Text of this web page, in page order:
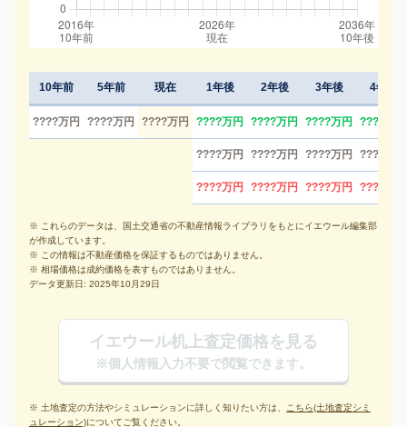
10年前 5年前 現在
????万円 ????万円 ????万円
1年後 2年後 3年後 4年後
????万円 ????万円 ????万円 ????万円
????万円 ????万円 ????万円 ????万円
????万円 ????万円 ????万円 ????万円
※ これらのデータは、国土交通省の不動産情報ライブラリをもとにイエウール編集部
が作成しています。
※ この情報は不動産価格を保証するものではありません。
※ 相場価格は成約価格を表すものではありません。
データ更新日: 2025年10月29日
イエウール机上査定価格を見る
※個人情報入力不要で閲覧できます。
※ 土地査定の方法やシミュレーションに詳しく知りたい方は、 こちら(土地査定シミ
ュレーション)についてご覧ください。